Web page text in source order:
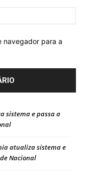
navegador para a
sistema e passa a
atualiza sistema e
Nacional